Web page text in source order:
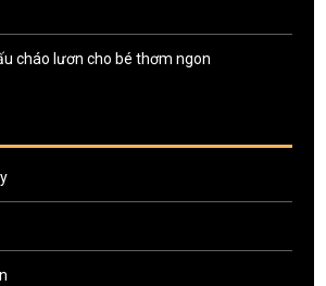
cháo lươn cho bé thơm ngon